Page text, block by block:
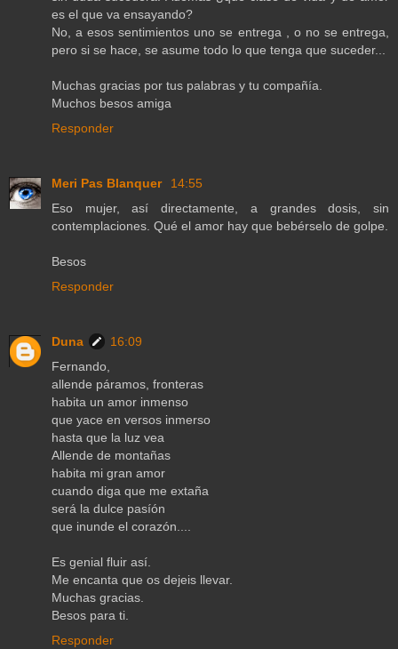
es el que va ensayando?
No, a esos sentimientos uno se entrega , o no se entrega,
pero si se hace, se asume todo lo que tenga que suceder...
Muchas gracias por tus palabras y tu compañía.
Muchos besos amiga
Responder
Meri Pas Blanquer
14:55
Eso mujer, así directamente, a grandes dosis, sin
contemplaciones. Qué el amor hay que bebérselo de golpe.
Besos
Responder
Duna
16:09
Fernando,
allende páramos, fronteras
habita un amor inmenso
que yace en versos inmerso
hasta que la luz vea
Allende de montañas
habita mi gran amor
cuando diga que me extaña
será la dulce pasíón
que inunde el corazón....
Es genial fluir así.
Me encanta que os dejeis llevar.
Muchas gracias.
Besos para ti.
Responder